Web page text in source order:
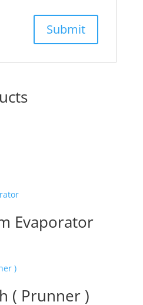
Evaporator
( Prunner )